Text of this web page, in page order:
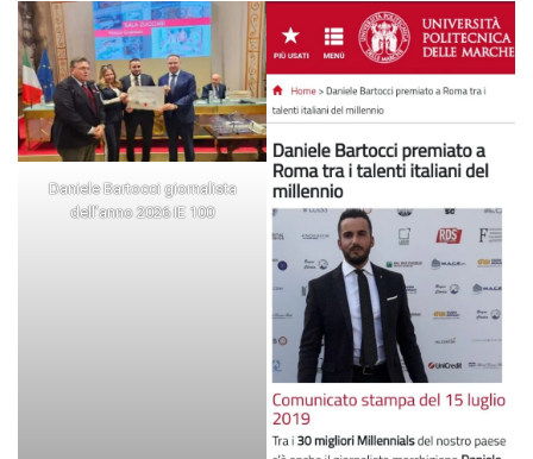
Daniele Bartocci giornalista
dell’anno 2026 IE 100